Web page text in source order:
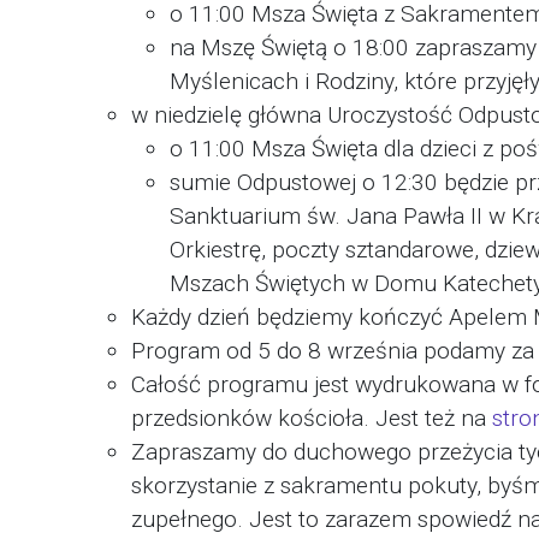
o 11:00 Msza Święta z
na Mszę Świętą o 18:00
Myślenicach i Rodziny, które
w niedzielę główna Uroczystość
o 11:00 Msza Święta dla dzieci z
sumie Odpustowej o 12:30 będzie
Sanktuarium św. Jana Pawła II w
Orkiestrę, poczty sztandarowe,
Mszach Świętych w Domu
Każdy dzień będziemy kończyć Apelem
Program od 5 do 8 września podamy
Całość programu jest wydrukowana w
przedsionków kościoła. Jest też na
Zapraszamy do duchowego przeżycia
skorzystanie z sakramentu pokuty,
zupełnego. Jest to zarazem spowiedź